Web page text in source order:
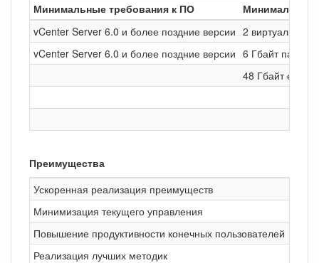
Минимальные требования к ПО
Минимальные
vCenter Server 6.0 и более поздние версии 2 виртуальных
vCenter Server 6.0 и более поздние версии 6 Гбайт памяти
48 Гбайт
Преимущества
Ускоренная реализация преимуществ
Минимизация текущего управления
Повышение продуктивности конечных пользователей
Реализация лучших методик